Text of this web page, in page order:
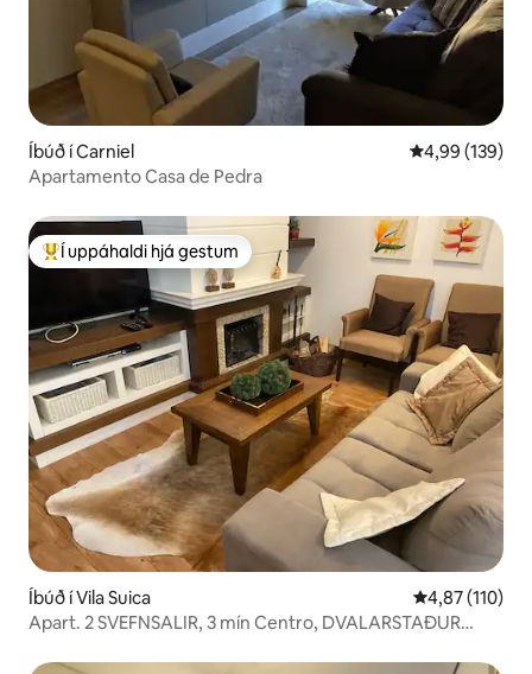
Íbúð í Carniel 4,99 af 5 í
4,99 (139)
Apartamento Casa de Pedra
Í mestu uppáhaldi hjá gestum
Í uppáhaldi hjá gestum
Íbúð í Vila Suica 4,87 af 5 í
4,87 (110)
Apart. 2 SVEFNSALIR, 3 mín Centro, DVALARSTAÐUR